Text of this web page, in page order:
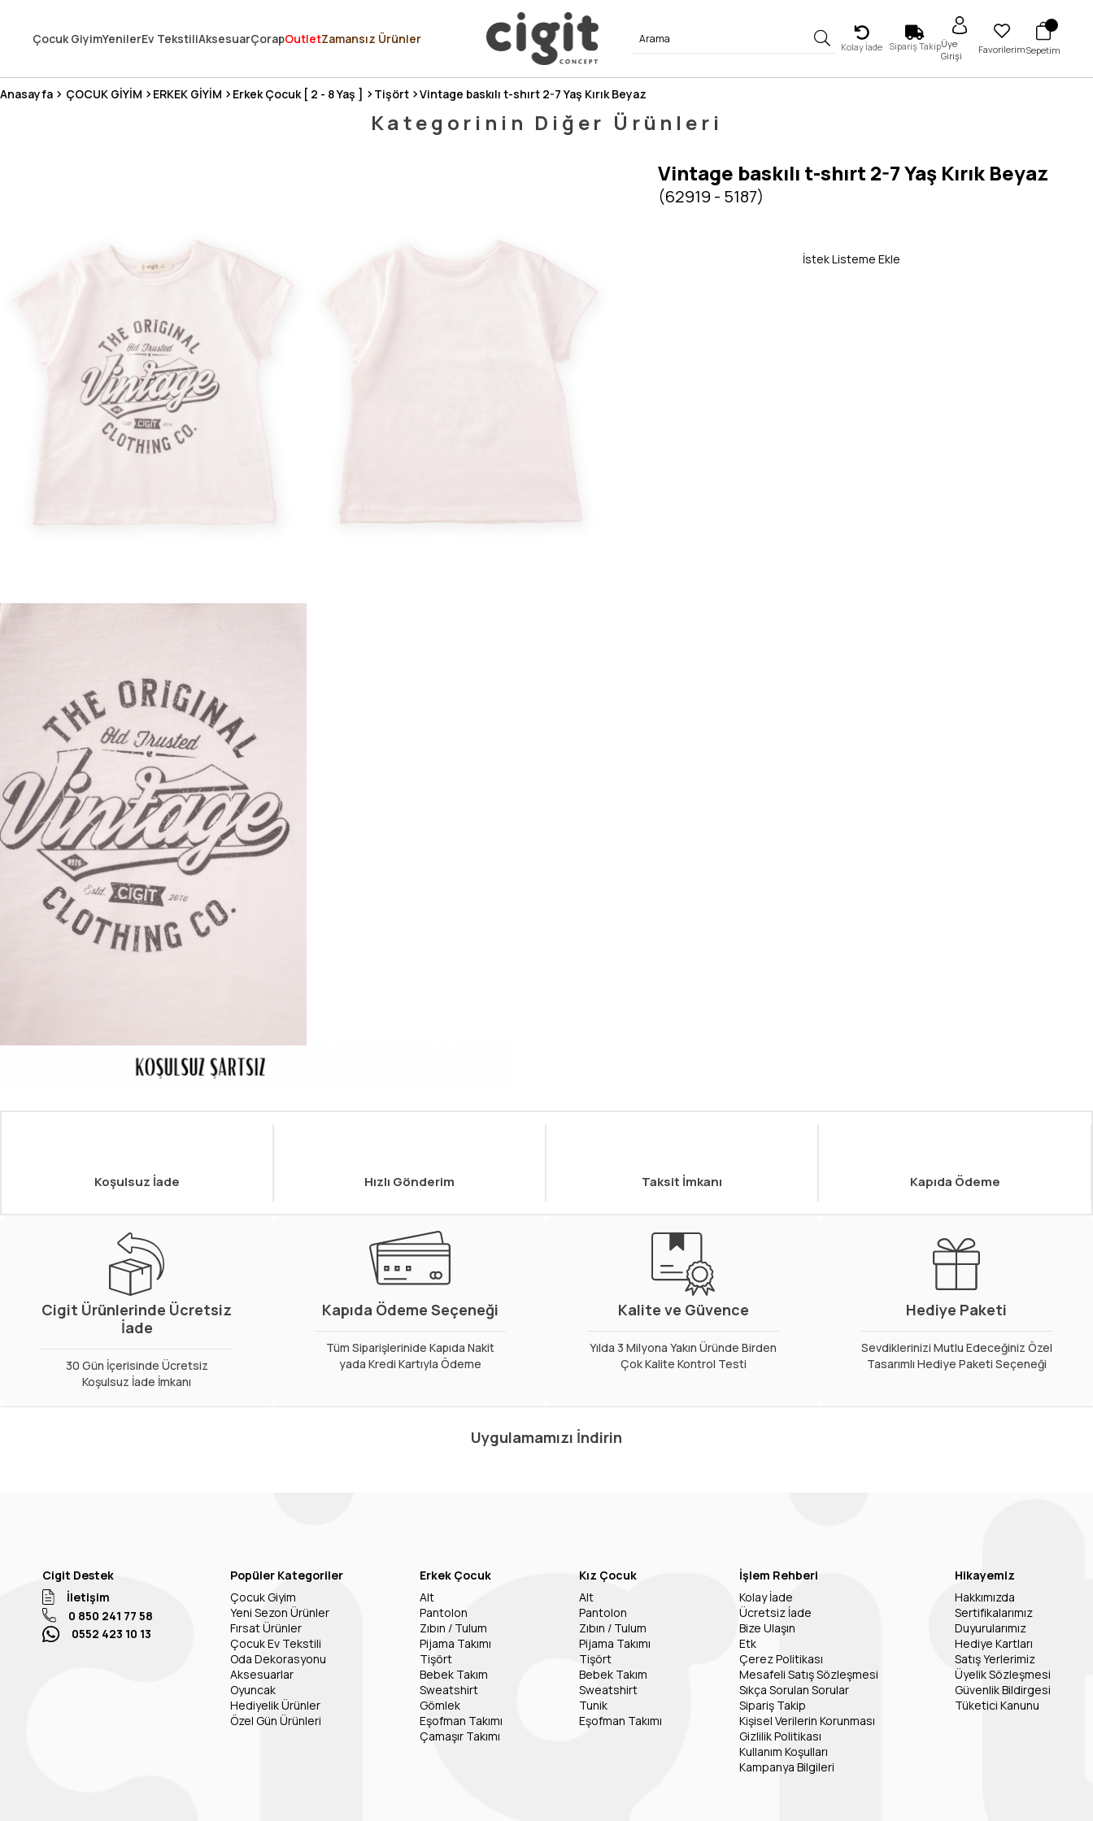
3 MİLYONDAN FAZLA MUTLU MÜŞTERİ ❤️ 10 MİLYON ÜRÜN
Çocuk GiyimYenilerEv TekstiliAksesuarÇorapOutletZamansız Ürünler
Kolay İade Sipariş TakipÜye
Girişi
FavorilerimSepetim
Anasayfa ÇOCUK GİYİM ERKEK GİYİM Erkek Çocuk [ 2 - 8 Yaş ] Tişört Vintage baskılı t-shırt 2-7 Yaş Kırık Beyaz
Kategorinin Diğer Ürünleri
Vintage baskılı t-shırt 2-7 Yaş Kırık Beyaz
(62919 - 5187)
İstek Listeme Ekle
Koşulsuz İade Hızlı Gönderim Taksit İmkanı Kapıda Ödeme
Cigit Ürünlerinde Ücretsiz
İade
30 Gün İçerisinde Ücretsiz
Koşulsuz İade İmkanı
Kapıda Ödeme Seçeneği
Tüm Siparişlerinide Kapıda Nakit
yada Kredi Kartıyla Ödeme
Kalite ve Güvence
Yılda 3 Milyona Yakın Üründe Birden
Çok Kalite Kontrol Testi
Hediye Paketi
Sevdiklerinizi Mutlu Edeceğiniz Özel
Tasarımlı Hediye Paketi Seçeneği
Uygulamamızı İndirin
Cigit Destek
İletişim
0 850 241 77 58
0552 423 10 13
Popüler Kategoriler
Çocuk Giyim
Yeni Sezon Ürünler
Fırsat Ürünler
Çocuk Ev Tekstili
Oda Dekorasyonu
Aksesuarlar
Oyuncak
Hediyelik Ürünler
Özel Gün Ürünleri
Erkek Çocuk
Alt
Pantolon
Zıbın / Tulum
Pijama Takımı
Tişört
Bebek Takım
Sweatshirt
Gömlek
Eşofman Takımı
Çamaşır Takımı
Kız Çocuk
Alt
Pantolon
Zıbın / Tulum
Pijama Takımı
Tişört
Bebek Takım
Sweatshirt
Tunik
Eşofman Takımı
İşlem Rehberi
Kolay İade
Ücretsiz İade
Bize Ulaşın
Etk
Çerez Politikası
Mesafeli Satış Sözleşmesi
Sıkça Sorulan Sorular
Sipariş Takip
Kişisel Verilerin Korunması
Gizlilik Politikası
Kullanım Koşulları
Kampanya Bilgileri
Hikayemiz
Hakkımızda
Sertifikalarımız
Duyurularımız
Hediye Kartları
Satış Yerlerimiz
Üyelik Sözleşmesi
Güvenlik Bildirgesi
Tüketici Kanunu